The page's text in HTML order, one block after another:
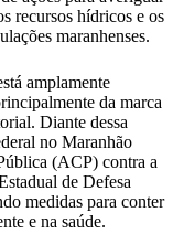
recursos hídricos e os
maranhenses.
amplamente
da marca
Diante dessa
no Maranhão
(ACP) contra a
de Defesa
medidas para conter
e na saúde.